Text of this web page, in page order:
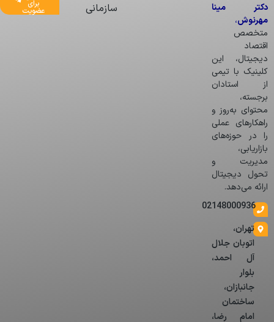
دکتر مینا
مهرنوش،
متخصص
اقتصاد
دیجیتال، این
کلینیک با تیمی
از استادان
برجسته،
محتوای به‌روز و
راهکارهای عملی
را در حوزه‌های
بازاریابی،
مدیریت و
تحول دیجیتال
ارائه می‌دهد.
02148000936
تهران،
اتوبان جلال
آل احمد،
بلوار
جانبازان،
ساختمان
امام رضا،
سازمانی
برای
عضویت